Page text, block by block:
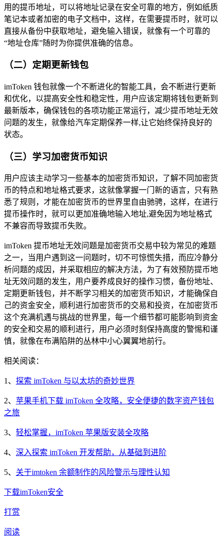
用的提币地址，可以将地址记录在安全可靠的地方，例如纸质
笔记本或者加密的电子文档中，这样，在需要提币时，就可以
直接从备份中获取地址，避免输入错误，就像有一个可靠的
“地址仓库”随时为你提供准确的信息。
（二）定期更新钱包
imToken 钱包就像一个不断进化的智能工具，会不断进行更新
和优化，以提高安全性和稳定性，用户应该定期将钱包更新到
最新版本，确保钱包的各项功能正常运行，减少提币地址无效
问题的发生，就像给汽车定期保养一样,让它始终保持良好的
状态。
（三）学习加密货币知识
用户应该主动学习一些基本的加密货币知识，了解不同加密货
币的特点和地址格式要求，这就像掌握一门新的语言，只有熟
悉了规则，才能在加密货币的世界里自由驰骋，这样，在进行
提币操作时，就可以更加准确地输入地址,避免因为地址格式
不兼容而导致提币失败。
imToken 提币地址无效问题是加密货币交易中较为常见的难题
之一，当用户遇到这一问题时，切不可惊慌失措，而应冷静分
析问题的成因，并采取相应的解决方法，为了有效预防提币地
址无效问题的发生，用户要养成良好的操作习惯，备份地址、
定期更新钱包，并不断学习相关的加密货币知识，才能确保自
己的资金安全，顺利进行加密货币的交易和投资，在加密货币
这个充满机遇与挑战的世界里，每一个细节都可能影响到资金
的安全和交易的顺利进行，用户必须时刻保持高度的警惕和谨
慎，就像在布满陷阱的丛林中小心翼翼地前行。
相关阅读：
1、 探索 imToken 与以太坊的奇妙世界
2、 苹果手机下载 imToken 全攻略，安全便捷的数字资产钱包
之旅
3、 轻松掌握，imToken 苹果版安装全攻略
4、 深入探索 imToken 开发帮助，从基础到进阶
5、 关于imtoken 余额制作的风险警示与理性认知
下载imToken安全
打赏
阅读